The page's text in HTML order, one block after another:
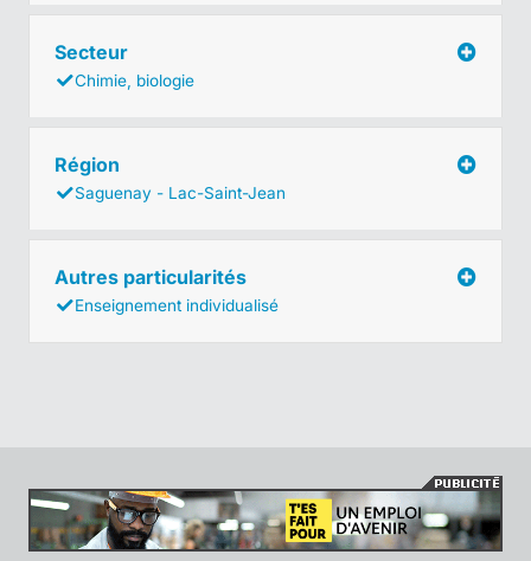
Secteur
Chimie, biologie
Région
Saguenay - Lac-Saint-Jean
Autres particularités
Enseignement individualisé